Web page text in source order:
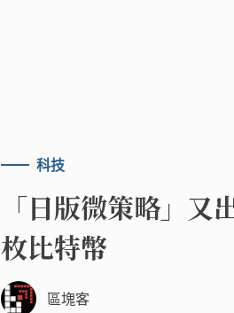
科技
「日版微策略」
枚比特幣
區塊客